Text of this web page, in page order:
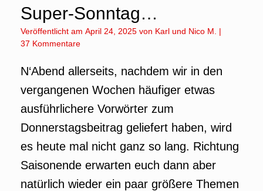
Super-Sonntag…
Veröffentlicht am April 24, 2025 von Karl und Nico M.
|
37 Kommentare
N‘Abend allerseits, nachdem wir in den
vergangenen Wochen häufiger etwas
ausführlichere Vorwörter zum
Donnerstagsbeitrag geliefert haben, wird
es heute mal nicht ganz so lang. Richtung
Saisonende erwarten euch dann aber
natürlich wieder ein paar größere Themen